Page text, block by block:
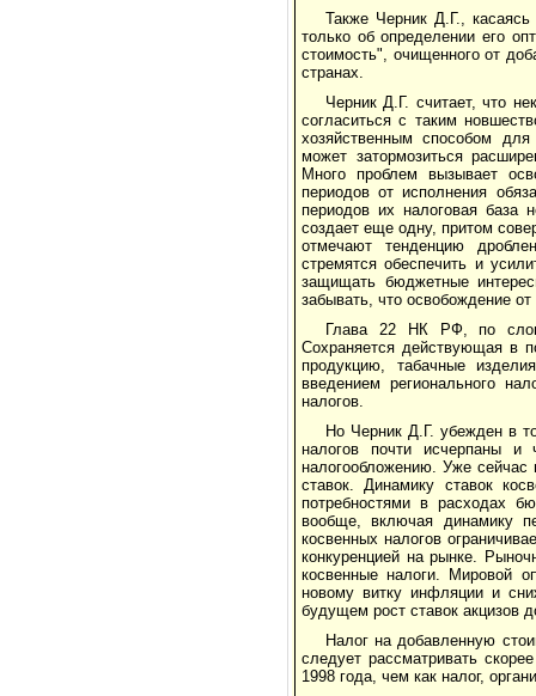
Также Черник Д.Г.,
только об определении его
стоимость", очищенного от
странах.
Черник Д.Г. считает, что
согласиться с таким
хозяйственным способом для
может затормозиться
Много проблем вызывает
периодов от исполнения
периодов их налоговая
создает еще одну, притом
отмечают тенденцию
стремятся обеспечить и
защищать бюджетные
забывать, что освобождение
Глава 22 НК РФ, по
Сохраняется действующая в
продукцию, табачные
введением регионального
налогов.
Но Черник Д.Г. убежден в
налогов почти исчерпаны
налогообложению. Уже сейчас
ставок. Динамику ставок
потребностями в расходах
вообще, включая динамику
косвенных налогов
конкуренцией на рынке.
косвенные налоги. Мировой
новому витку инфляции и
будущем рост ставок акцизов
Налог на добавленную
следует рассматривать
1998 года, чем как налог,